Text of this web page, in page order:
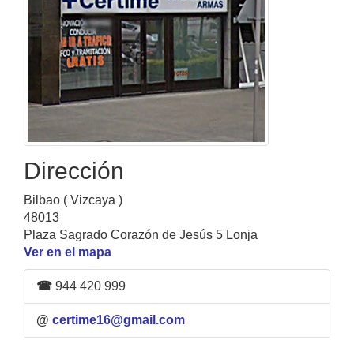
Dirección
Bilbao ( Vizcaya )
48013
Plaza Sagrado Corazón de Jesús 5 Lonja
Ver en el mapa
☎ 944 420 999
@ certime16@gmail.com